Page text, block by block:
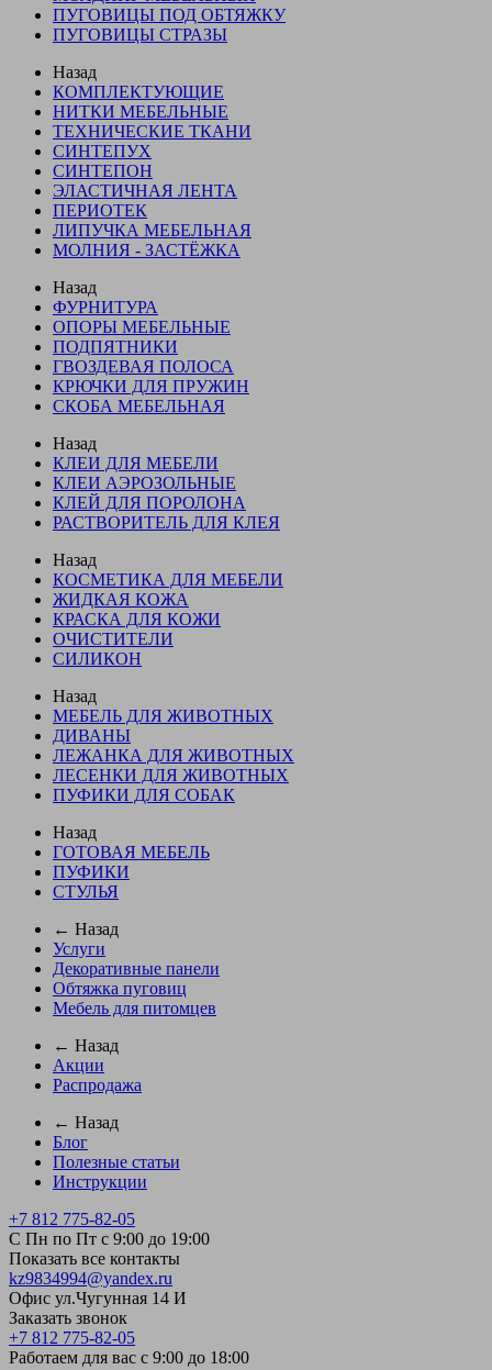
ПУГОВИЦЫ ПОД ОБТЯЖКУ
ПУГОВИЦЫ СТРАЗЫ
Назад
КОМПЛЕКТУЮЩИЕ
НИТКИ МЕБЕЛЬНЫЕ
ТЕХНИЧЕСКИЕ ТКАНИ
СИНТЕПУХ
СИНТЕПОН
ЭЛАСТИЧНАЯ ЛЕНТА
ПЕРИОТЕК
ЛИПУЧКА МЕБЕЛЬНАЯ
МОЛНИЯ - ЗАСТЁЖКА
Назад
ФУРНИТУРА
ОПОРЫ МЕБЕЛЬНЫЕ
ПОДПЯТНИКИ
ГВОЗДЕВАЯ ПОЛОСА
КРЮЧКИ ДЛЯ ПРУЖИН
СКОБА МЕБЕЛЬНАЯ
Назад
КЛЕИ ДЛЯ МЕБЕЛИ
КЛЕИ АЭРОЗОЛЬНЫЕ
КЛЕЙ ДЛЯ ПОРОЛОНА
РАСТВОРИТЕЛЬ ДЛЯ КЛЕЯ
Назад
КОСМЕТИКА ДЛЯ МЕБЕЛИ
ЖИДКАЯ КОЖА
КРАСКА ДЛЯ КОЖИ
ОЧИСТИТЕЛИ
СИЛИКОН
Назад
МЕБЕЛЬ ДЛЯ ЖИВОТНЫХ
ДИВАНЫ
ЛЕЖАНКА ДЛЯ ЖИВОТНЫХ
ЛЕСЕНКИ ДЛЯ ЖИВОТНЫХ
ПУФИКИ ДЛЯ СОБАК
Назад
ГОТОВАЯ МЕБЕЛЬ
ПУФИКИ
СТУЛЬЯ
← Назад
Услуги
Декоративные панели
Обтяжка пуговиц
Мебель для питомцев
← Назад
Акции
Распродажа
← Назад
Блог
Полезные статьи
Инструкции
+7 812 775-82-05
С Пн по Пт с 9:00 до 19:00
Показать все контакты
kz9834994@yandex.ru
Офис ул.Чугунная 14 И
Заказать звонок
+7 812 775-82-05
Работаем для вас с 9:00 до 18:00